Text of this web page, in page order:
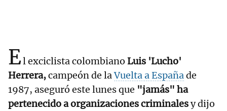
El exciclista colombiano Luis 'Lucho'
Herrera,campeón de laVuelta a Españade
1987, aseguró este lunes que "jamás" ha
pertenecido a organizaciones criminalesy dijo